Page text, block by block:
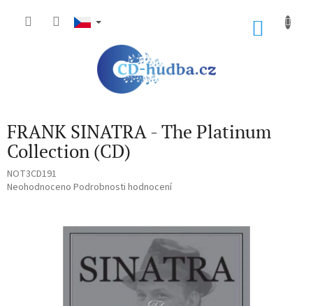
FRANK SINATRA - The Platinum
Collection (CD)
NOT3CD191
Průměrné
Neohodnoceno Podrobnosti hodnocení